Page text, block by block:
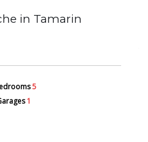
in Tamarin
5
1